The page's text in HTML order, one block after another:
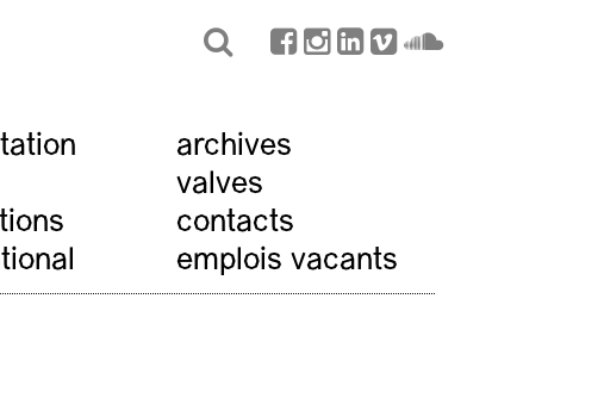
archives
valves
contacts
emplois vacants